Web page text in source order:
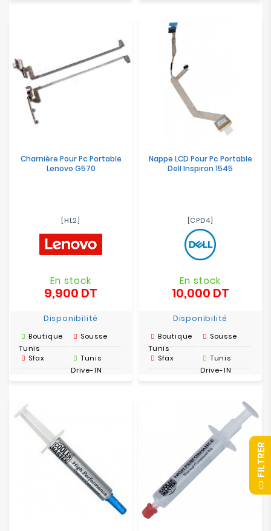
Charnière Pour Pc Portable
Lenovo G570
[HL2]
En stock
9,900 DT
Disponibilité
Boutique
Tunis
Sousse
Sfax
Tunis
Drive-IN
Nappe LCD Pour Pc Portable
Dell Inspiron 1545
[CPD4]
En stock
10,000 DTPrix
Disponibilité
Boutique
Tunis
Sousse
Sfax
Tunis
Drive-IN
R